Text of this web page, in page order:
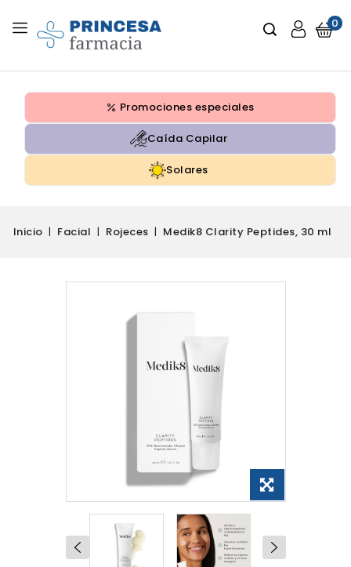
0
Promociones especiales
Caída Capilar
Solares
Inicio Facial Rojeces Medik8 Clarity Peptides, 30 ml